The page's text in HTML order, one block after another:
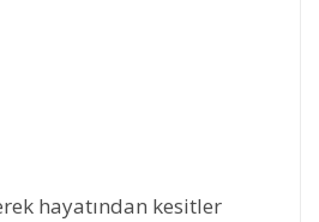
hayatından kesitler